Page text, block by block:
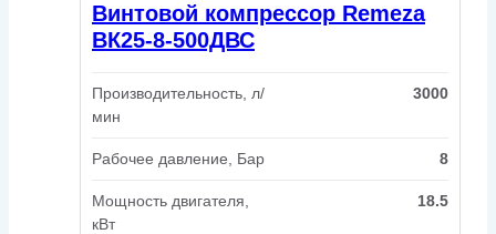
Винтовой компрессор Remeza
ВК25-8-500ДВС
Производительность, л/
мин
3000
Рабочее давление, Бар 8
Мощность двигателя,
кВт
18.5